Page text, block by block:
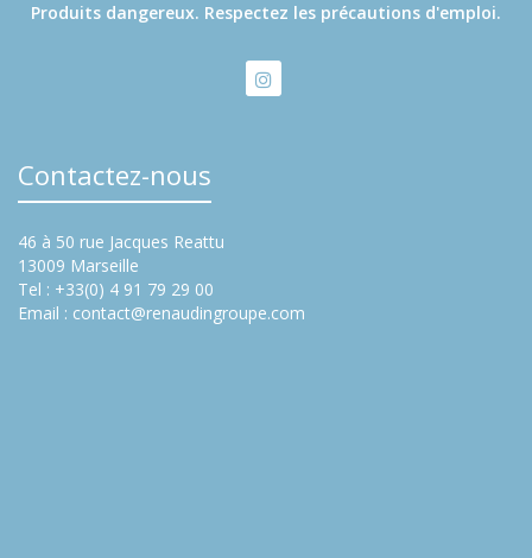
Produits dangereux. Respectez les précautions d'emploi.
Contactez-nous
46 à 50 rue Jacques Reattu
13009 Marseille
Tel : +33(0) 4 91 79 29 00
Email : contact@renaudingroupe.com